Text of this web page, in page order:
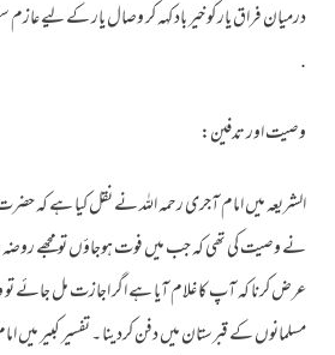
درمیان فراق یار کو خیر باد کہہ کر وصال یار کے لیے عازم
.
وصیت اور تدفین:
الشریعہ میں امام آجری رحمہ اللہ نے نقل کیا ہے کہ
نے وصیت کی تھی کہ جب میں فوت ہوجاؤں تو مجھے
عرض کرنا کہ آپ کا غلام آیا ہے اگر اجازت مل جائے تو
مسلمانوں کے قبرستان میں دفن کردینا ۔ تفسیر کبیر میں